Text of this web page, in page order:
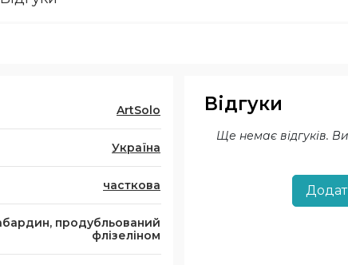
ArtSolo
Україна
часткова
продубльований
флізеліном
Відгуки
Ще немає відгуків.